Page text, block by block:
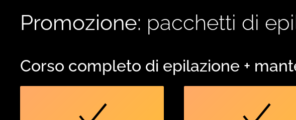
Promozione: pacchetti di
Corso completo di epilazione +